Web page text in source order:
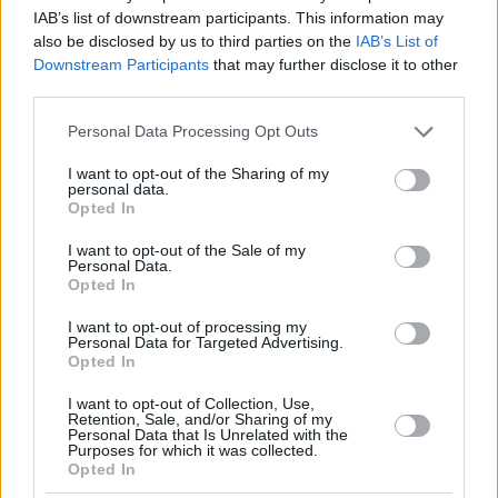
IAB’s list of downstream participants. This information may
also be disclosed by us to third parties on the IAB’s List of
Downstream Participants that may further disclose it to other
Please note that this website/app uses one or more Google
not limited to your visit or usage behaviour. You may click to
grant or deny consent to Google and its third-party tags to
use your data for below specified purposes in below Google
consent section.
Personal Data Processing Opt Outs
I want to opt-out of the Sharing of my
personal data.
Opted In
I want to opt-out of the Sale of my
Personal Data.
Opted In
I want to opt-out of processing my
Personal Data for Targeted Advertising.
Opted In
I want to opt-out of Collection, Use,
Retention, Sale, and/or Sharing of my
Personal Data that Is Unrelated with the
Purposes for which it was collected.
Opted In